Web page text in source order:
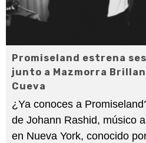
Promiseland estrena
junto a Mazmorra
Cueva
¿Ya conoces a
de Johann Rashid, músico
en Nueva York, conocido